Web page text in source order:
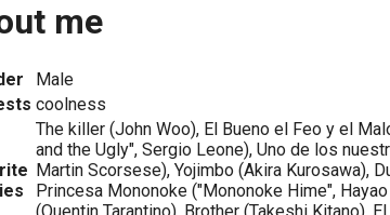
me
Male
coolness
The killer (John Woo), El Bueno el Feo y el
and the Ugly", Sergio Leone), Uno de los
Martin Scorsese), Yojimbo (Akira Kurosawa),
Princesa Mononoke ("Mononoke Hime",
(Quentin Tarantino), Brother (Takeshi Kitano),